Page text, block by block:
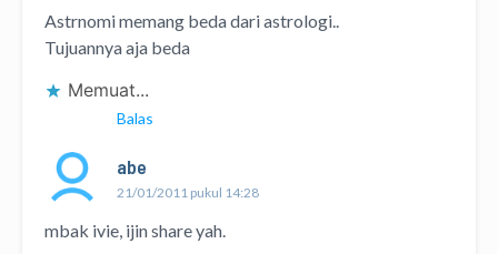
Astrnomi memang beda dari astrologi..
Tujuannya aja beda
Memuat...
Balas
abe
21/01/2011 pukul 14:28
mbak ivie, ijin share yah.